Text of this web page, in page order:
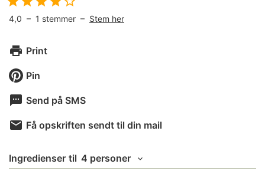
4,0 – 1 stemmer – Stem her
Print
Pin
Send på SMS
Få opskriften sendt til din mail
Ingredienser til 4 personer